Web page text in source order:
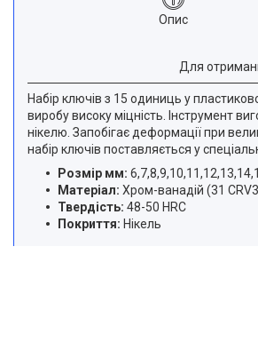
Опис
Для
Набір ключів з 15 одиниць у
виробу високу міцність. Інструмент
нікелю. Запобігає деформації при
набір ключів поставляється у
Розмір мм:
Матеріал: Хром-ванадій (31
Твердість: 48-50 HRC
Покриття: Нікель